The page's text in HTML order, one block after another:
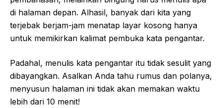
di halaman depan. Alhasil, banyak dari kita yang
terjebak berjam-jam menatap layar kosong hanya
untuk memikirkan kalimat pembuka kata pengantar.
Padahal, menulis kata pengantar itu tidak sesulit yang
dibayangkan. Asalkan Anda tahu rumus dan polanya,
menyusun halaman ini tidak akan memakan waktu
lebih dari 10 menit!